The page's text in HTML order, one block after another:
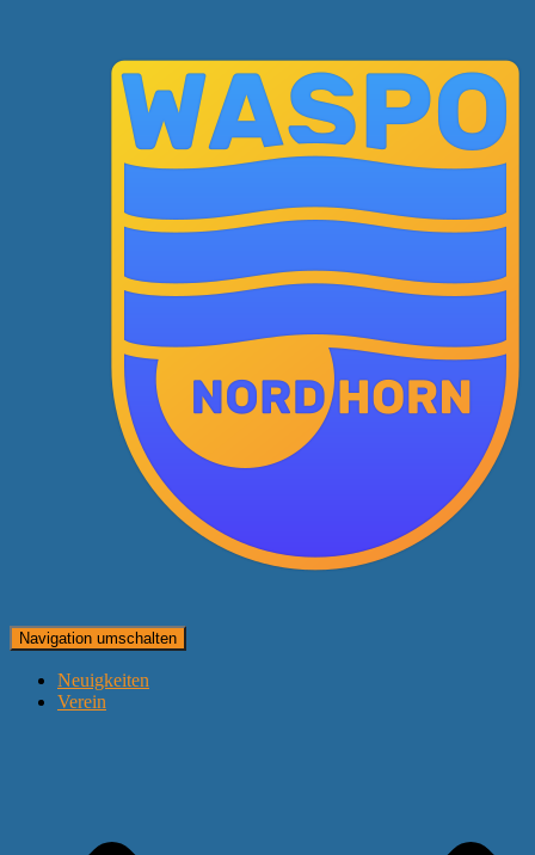
Navigation umschalten
Neuigkeiten
Verein